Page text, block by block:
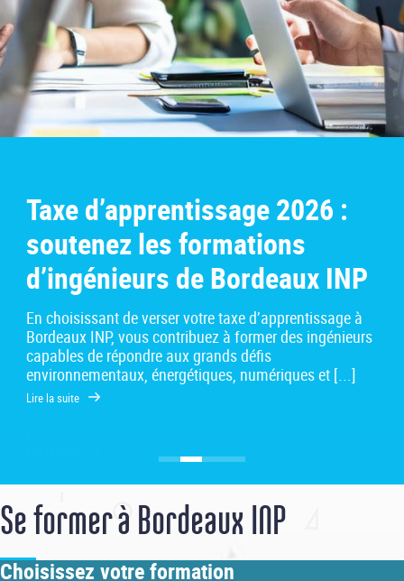
Taxe d’apprentissage 2026 :
soutenez les formations
d’ingénieurs de Bordeaux INP
En choisissant de verser votre taxe d’apprentissage à
Bordeaux INP, vous contribuez à former des ingénieurs
capables de répondre aux grands défis
environnementaux, énergétiques, numériques et [...]
Lire la suite
Se former à Bordeaux INP
Choisissez votre formation